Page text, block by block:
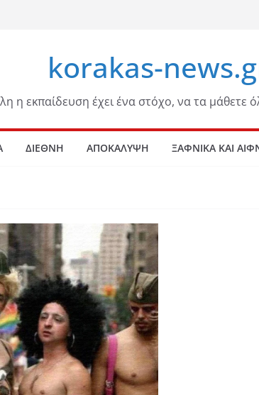
korakas-
η εκπαίδευση έχει ένα στόχο, να τα μάθετε
ΔΙΕΘΝΗ ΑΠΟΚΑΛΥΨΗ ΞΑΦΝΙΚΑ ΚΑΙ